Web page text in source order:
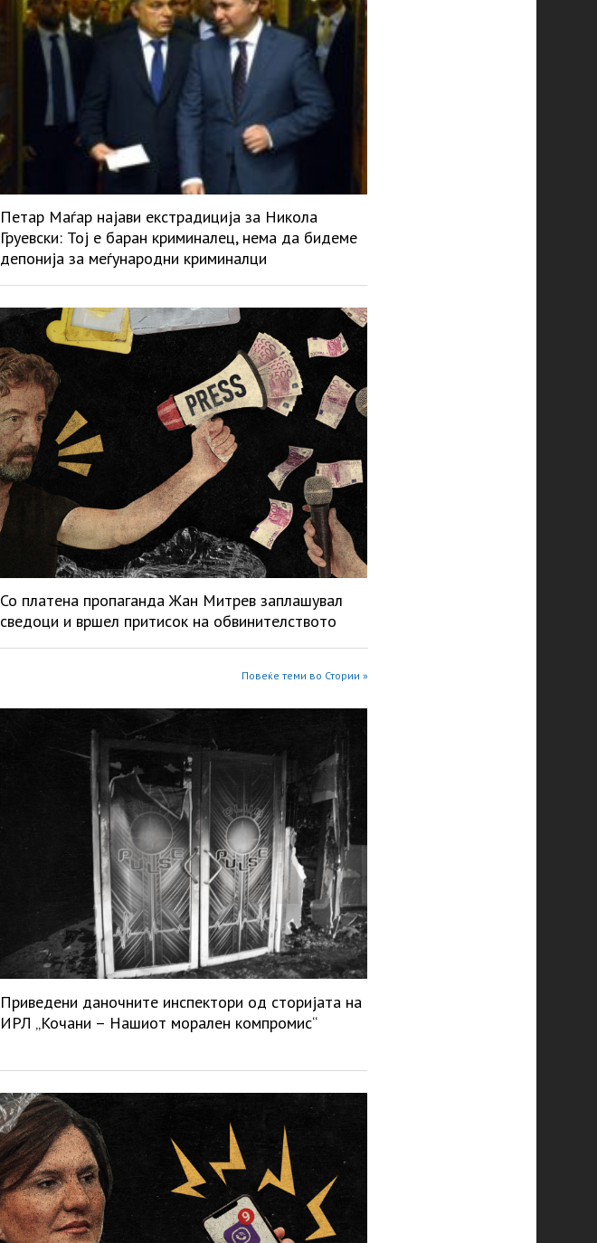
Петар Маѓар најави екстрадиција за Никола
Груевски: Тој е баран криминалец, нема да бидеме
депонија за меѓународни криминалци
Со платена пропаганда Жан Митрев заплашувал
сведоци и вршел притисок на обвинителството
Повеќе теми во Стории »
Приведени даночните инспектори од сторијата на
ИРЛ „Кочани – Нашиот морален компромис“